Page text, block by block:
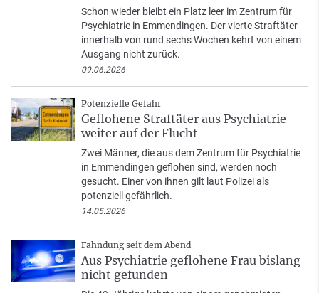
Schon wieder bleibt ein Platz leer im Zentrum für
Psychiatrie in Emmendingen. Der vierte Straftäter
innerhalb von rund sechs Wochen kehrt von einem
Ausgang nicht zurück.
09.06.2026
Potenzielle Gefahr
Geflohene Straftäter aus Psychiatrie
weiter auf der Flucht
Zwei Männer, die aus dem Zentrum für Psychiatrie
in Emmendingen geflohen sind, werden noch
gesucht. Einer von ihnen gilt laut Polizei als
potenziell gefährlich.
14.05.2026
Fahndung seit dem Abend
Aus Psychiatrie geflohene Frau bislang
nicht gefunden